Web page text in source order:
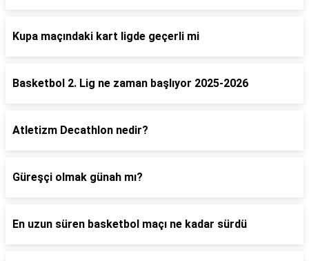
Kupa maçındaki kart ligde geçerli mi
Basketbol 2. Lig ne zaman başlıyor 2025-2026
Atletizm Decathlon nedir?
Güreşçi olmak günah mı?
En uzun süren basketbol maçı ne kadar sürdü